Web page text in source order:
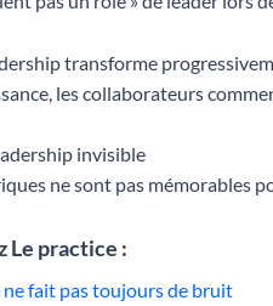
transforme
les collaborateurs
invisible
ne sont pas mémorables
Le practice :
ne fait pas toujours de bruit